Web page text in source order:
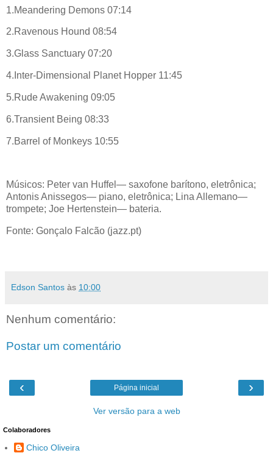
1.Meandering Demons 07:14
2.Ravenous Hound 08:54
3.Glass Sanctuary 07:20
4.Inter-Dimensional Planet Hopper 11:45
5.Rude Awakening 09:05
6.Transient Being 08:33
7.Barrel of Monkeys 10:55
Músicos: Peter van Huffel— saxofone barítono, eletrônica;
Antonis Anissegos— piano, eletrônica; Lina Allemano—
trompete; Joe Hertenstein— bateria.
Fonte: Gonçalo Falcão (jazz.pt)
Edson Santos às 10:00
Nenhum comentário:
Postar um comentário
‹ ›
Página inicial
Ver versão para a web
Colaboradores
Chico Oliveira